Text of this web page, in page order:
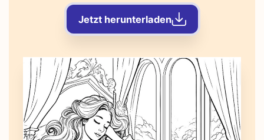
Jetzt herunterladen